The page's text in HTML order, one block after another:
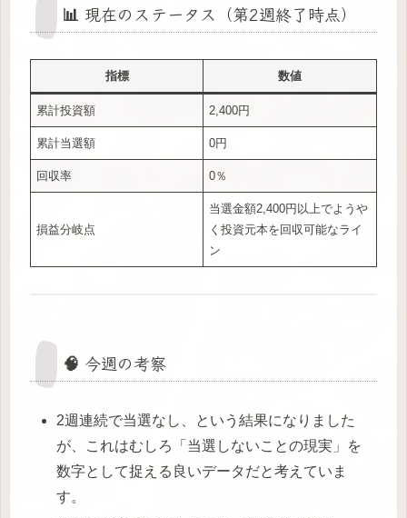
📊 現在のステータス（第2週終了時点）
指標 数値
累計投資額 2,400円
累計当選額 0円
回収率 0％
損益分岐点
当選金額2,400円以上でようや
く投資元本を回収可能なライ
ン
🧠 今週の考察
2週連続で当選なし、という結果になりました
が、これはむしろ「当選しないことの現実」を
数字として捉える良いデータだと考えていま
す。